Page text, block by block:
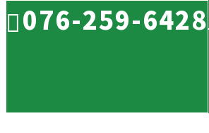
076-259-6428